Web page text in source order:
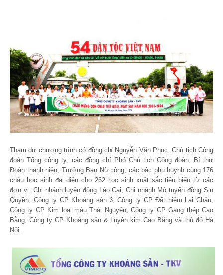
Tham dự chương trình có đồng chí Nguyễn Văn Phục, Chủ tịch Công
đoàn Tổng công ty; các đồng chí Phó Chủ tịch Công đoàn, Bí thư
Đoàn thanh niên, Trưởng Ban Nữ công; các bậc phụ huynh cùng 176
cháu học sinh đại diện cho 262 học sinh xuất sắc tiêu biểu từ các
đơn vị: Chi nhánh luyện đồng Lào Cai, Chi nhánh Mỏ tuyển đồng Sin
Quyền, Công ty CP Khoáng sản 3, Công ty CP Đất hiếm Lai Châu,
Công ty CP Kim loại màu Thái Nguyên, Công ty CP Gang thép Cao
Bằng, Công ty CP Khoáng sản & Luyện kim Cao Bằng và thủ đô Hà
Nội.